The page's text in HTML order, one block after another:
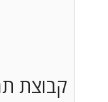
קבוצת